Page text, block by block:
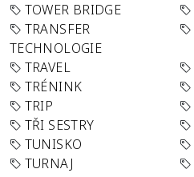
TOWER BRIDGE
TRANSFER
TECHNOLOGIE
TRAVEL
TRÉNINK
TRIP
TŘI SESTRY
TUNISKO
TURNAJ